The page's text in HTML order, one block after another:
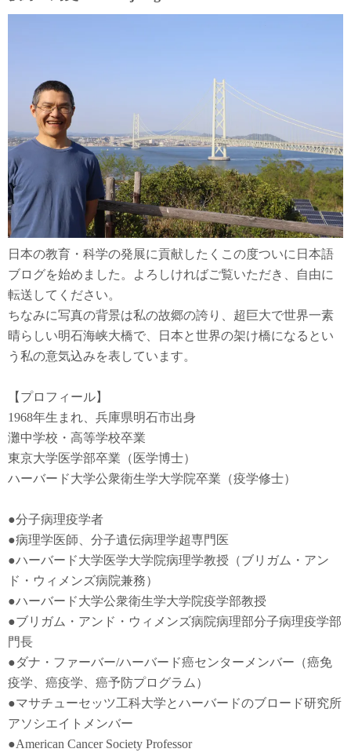
ペ
り
日本の教育・科学の発展に貢献したくこの度ついに日本語
ブログを始めました。よろしければご覧いただき、自由に
転送してください。
ちなみに写真の背景は私の故郷の誇り、超巨大で世界一素
晴らしい明石海峡大橋で、日本と世界の架け橋になるとい
う私の意気込みを表しています。
【プロフィール】
1968年生まれ、兵庫県明石市出身
灘中学校・高等学校卒業
東京大学医学部卒業（医学博士）
ハーバード大学公衆衛生学大学院卒業（疫学修士）
●分子病理疫学者
●病理学医師、分子遺伝病理学超専門医
●ハーバード大学医学大学院病理学教授（ブリガム・アン
ド・ウィメンズ病院兼務）
●ハーバード大学公衆衛生学大学院疫学部教授
●ブリガム・アンド・ウィメンズ病院病理部分子病理疫学部
門長
●ダナ・ファーバー/ハーバード癌センターメンバー（癌免
疫学
癌疫学 、癌予防プログラム）
●マサチューセッツ工科大学とハーバードのブロード研究所
アソシエイトメンバー
●American Cancer Society Professor